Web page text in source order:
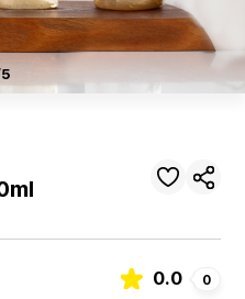
0.0 0